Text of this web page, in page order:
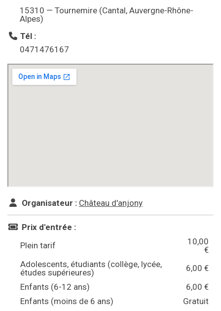
15310 — Tournemire (Cantal, Auvergne-Rhône-
Alpes)
Tél :
0471476167
Organisateur : Château d'anjony
Prix d'entrée :
Plein tarif
10,00
€
Adolescents, étudiants (collège, lycée,
études supérieures)
6,00 €
Enfants (6-12 ans)
6,00 €
Enfants (moins de 6 ans)
Gratuit